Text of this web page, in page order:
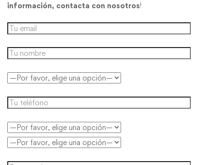
información, contacta con nosotros!